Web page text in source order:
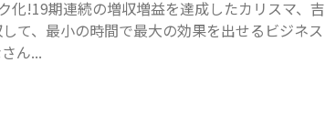
化!19期連続の増収増益を達成したカリスマ、吉
て、最小の時間で最大の効果を出せるビジネス
ん...